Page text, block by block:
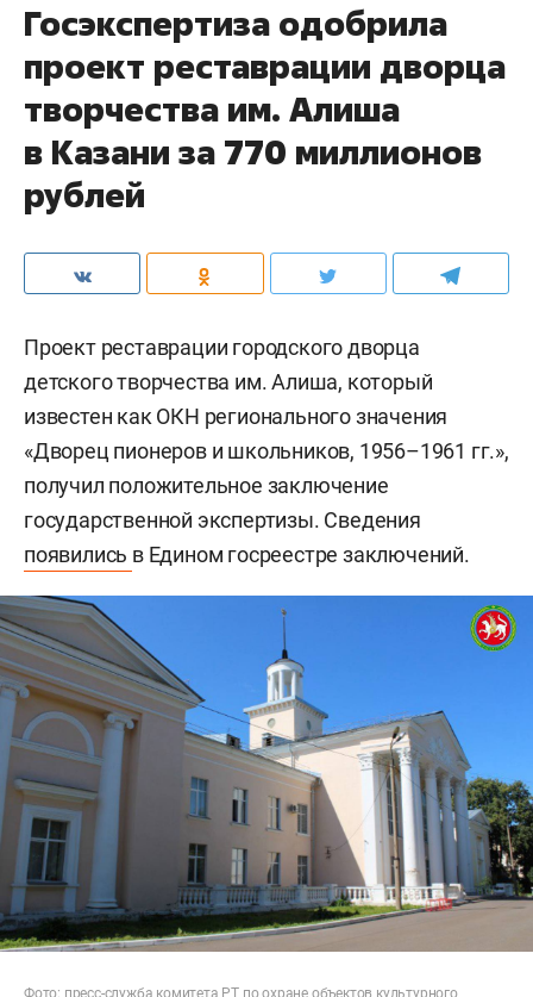
Госэкспертиза одобрила
проект реставрации дворца
творчества им. Алиша
в Казани за 770 миллионов
рублей
Проект реставрации городского дворца
детского творчества им. Алиша, который
известен как ОКН регионального значения
«Дворец пионеров и школьников, 1956–1961 гг.»,
получил положительное заключение
государственной экспертизы. Сведения
появились в Едином госреестре заключений.
Фото: пресс-служба комитета РТ по охране объектов культурного